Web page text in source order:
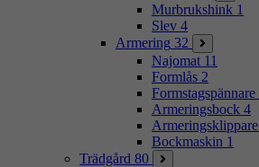
Murbrukshink 1
Slev 4
Armering 32
Najomat 11
Formlås 2
Formstagspännare
Armeringsbock 4
Armeringsklippare
Bockmaskin 1
Trädgård 80